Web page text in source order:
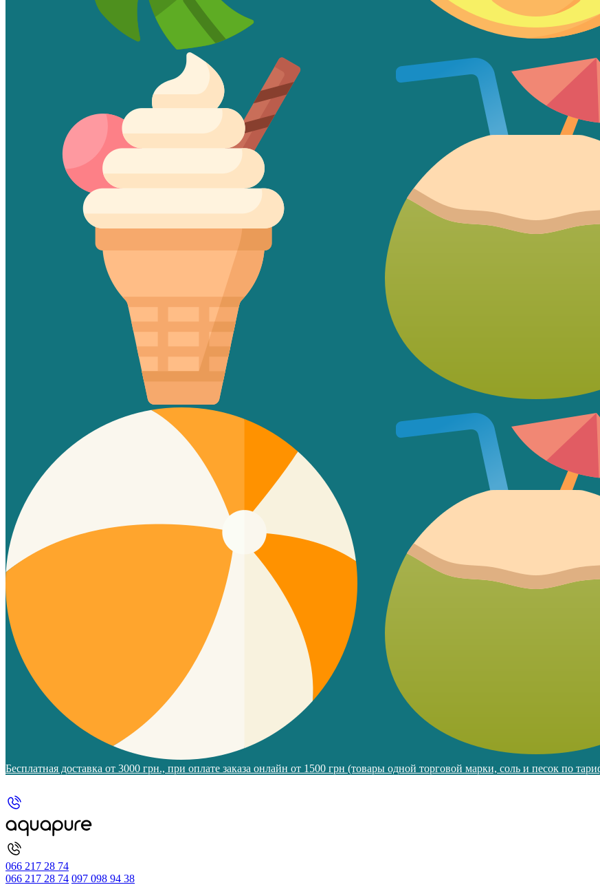
Бесплатная доставка от 3000 грн., при оплате заказа онлайн от 1500 грн (товары одной торговой марки, соль и песок по
066 217 28 74
066 217 28 74 097 098 94 38